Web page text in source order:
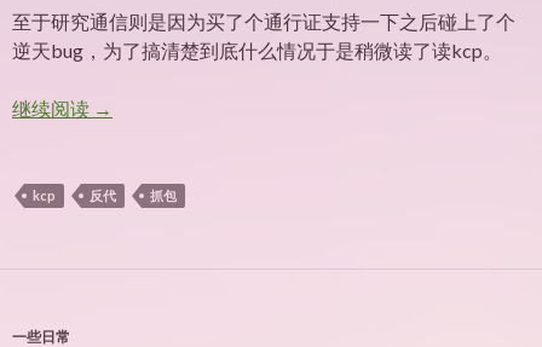
至于研究通信则是因为买了个通行证支持一下之后碰上了个
逆天bug，为了搞清楚到底什么情况于是稍微读了读kcp。
继续阅读kcp反代抓包实践
→
kcp 反代 抓包
一些日常